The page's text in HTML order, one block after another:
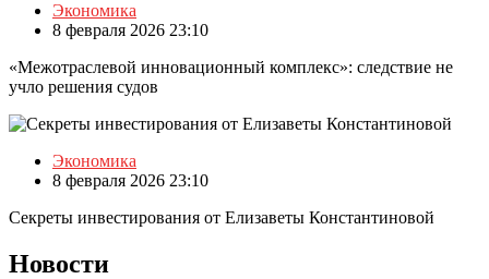
Экономика
8 февраля 2026 23:10
«Межотраслевой инновационный комплекс»: следствие не
учло решения судов
Экономика
8 февраля 2026 23:10
Секреты инвестирования от Елизаветы Константиновой
Новости